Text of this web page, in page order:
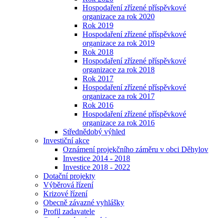
Hospodaření zřízené příspěvkové
organizace za rok 2020
Rok 2019
Hospodaření zřízené příspěvkové
organizace za rok 2019
Rok 2018
Hospodaření zřízené příspěvkové
organizace za rok 2018
Rok 2017
Hospodaření zřízené příspěvkové
organizace za rok 2017
Rok 2016
Hospodaření zřízené příspěvkové
organizace za rok 2016
Střednědobý výhled
Investiční akce
Oznámení projekčního záměru v obci Děhylov
Investice 2014 - 2018
Investice 2018 - 2022
Dotační projekty
Výběrová řízení
Krizové řízení
Obecně závazné vyhlášky
Profil zadavatele